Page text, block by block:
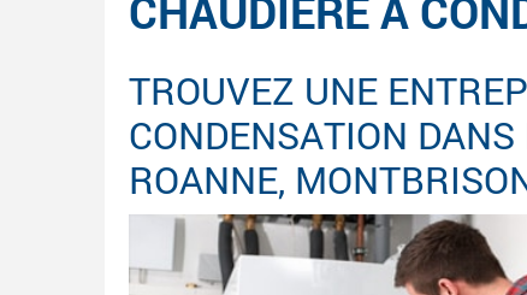
TROUVEZ UNE
CONDENSATION
ROANNE,